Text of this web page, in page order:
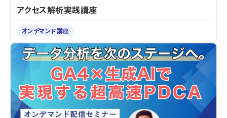
アクセス解析実践講座
オンデマンド講座